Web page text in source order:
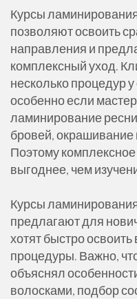
Курсы
позволяют освоить
направления и
комплексный уход.
несколько процедур
особенно если
ламинирование
бровей,
Поэтому
выгоднее, чем
Курсы
предлагают для
хотят быстро
процедуры. Важно,
объяснял
волосками, подбор